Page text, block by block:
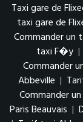
Taxi gare de
taxi gare de
Commander un
taxi F�y |
Commander
Abbeville |
Commander
Paris Beauvais |